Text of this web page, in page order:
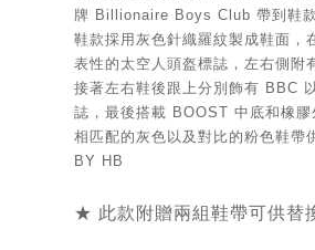
牌 Billionaire Boys Club 帶到鞋款
鞋款採用灰色針織羅紋製成鞋面，
表性的太空人頭盔標誌，左右側附
接著左右鞋後跟上分別飾有 BBC
誌，最後搭載 BOOST 中底和橡
相匹配的灰色以及對比的粉色鞋帶
BY HB
★ 此款附贈兩組鞋帶可供替